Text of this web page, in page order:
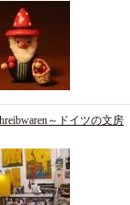
～ドイツの文房